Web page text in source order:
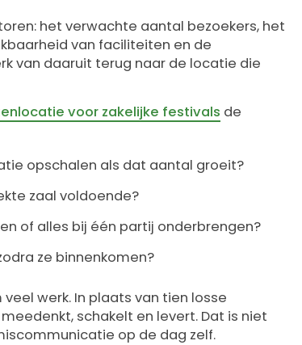
het verwachte aantal bezoekers, het
van faciliteiten en de
van daaruit terug naar de locatie die
voor zakelijke festivals de
opschalen als dat aantal groeit?
zaal voldoende?
of alles bij één partij onderbrengen?
ze binnenkomen?
werk. In plaats van tien losse
schakelt en levert. Dat is niet
op de dag zelf.